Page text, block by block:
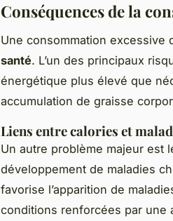
Conséquences de la
Une consommation excessive
santé. L’un des principaux
énergétique plus élevé que
accumulation de graisse
Liens entre calories et
Un autre problème majeur est
développement de maladies
favorise l’apparition de
conditions renforcées par une